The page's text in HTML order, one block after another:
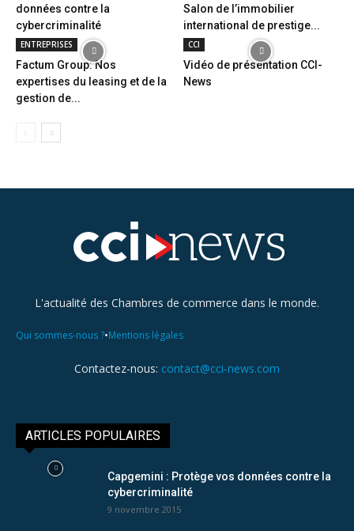
données contre la
cybercriminalité
Salon de l’immobilier
international de prestige...
ENTREPRISES
Factum Group: Nos
expertises du leasing et de la
gestion de...
CCI
Vidéo de présentation CCI-
News
L'actualité des Chambres de commerce dans le monde.
Qui sommes-nous ?•Mentions légales
Contactez-nous: contact@cci-news.com
ARTICLES POPULAIRES
Capgemini : Protège vos données contre la
cybercriminalité
9 novembre 2015